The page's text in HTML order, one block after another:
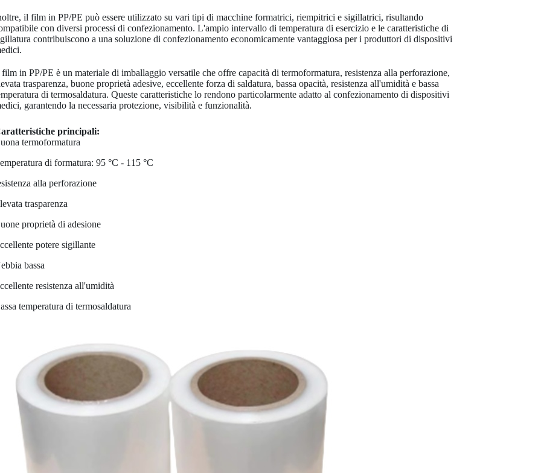
il film in PP/PE può essere utilizzato su vari tipi di macchine formatrici, riempitrici e sigillatrici, risultando
con diversi processi di confezionamento. L'ampio intervallo di temperatura di esercizio e le caratteristiche di
contribuiscono a una soluzione di confezionamento economicamente vantaggiosa per i produttori di dispositivi
in PP/PE è un materiale di imballaggio versatile che offre capacità di termoformatura, resistenza alla perforazione,
trasparenza, buone proprietà adesive, eccellente forza di saldatura, bassa opacità, resistenza all'umidità e bassa
di termosaldatura. Queste caratteristiche lo rendono particolarmente adatto al confezionamento di dispositivi
garantendo la necessaria protezione, visibilità e funzionalità.
principali:
termoformatura
di formatura: 95 °C - 115 °C
alla perforazione
trasparenza
proprietà di adesione
potere sigillante
bassa
resistenza all'umidità
temperatura di termosaldatura